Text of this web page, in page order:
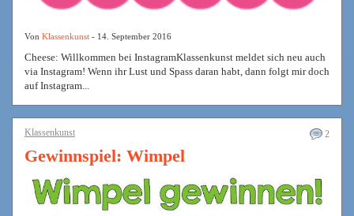
Von Klassenkunst - 14. September 2016
Cheese: Willkommen bei InstagramKlassenkunst meldet sich neu auch
via Instagram! Wenn ihr Lust und Spass daran habt, dann folgt mir doch
auf Instagram...
2
Klassenkunst
Gewinnspiel: Wimpel